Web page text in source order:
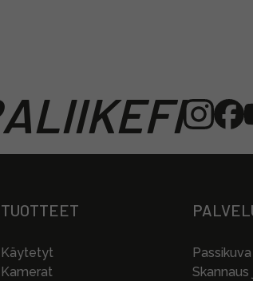
TUOTTEET
Käytetyt
Kamerat
Passikuva